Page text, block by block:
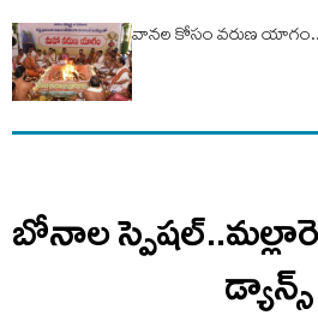
వానల కోసం వరుణ
బోనాల
డ్యాన్స్